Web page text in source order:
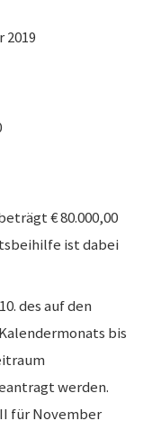
2019
€ 80.000,00
ist dabei
des auf den
bis
werden.
für November